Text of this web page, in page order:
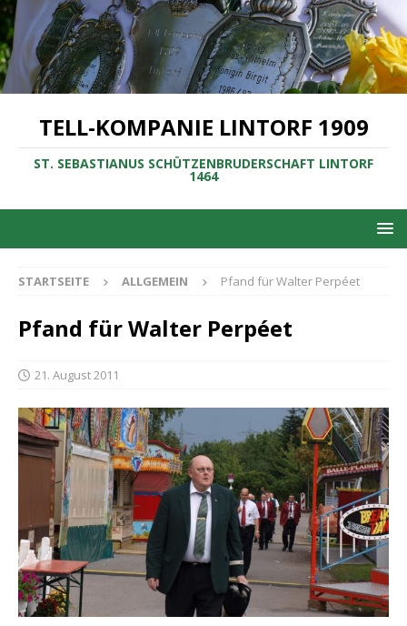
TELL-KOMPANIE LINTORF 1909
ST. SEBASTIANUS SCHÜTZENBRUDERSCHAFT LINTORF
1464
STARTSEITE ALLGEMEIN Pfand für Walter Perpéet
Pfand für Walter Perpéet
21. August 2011